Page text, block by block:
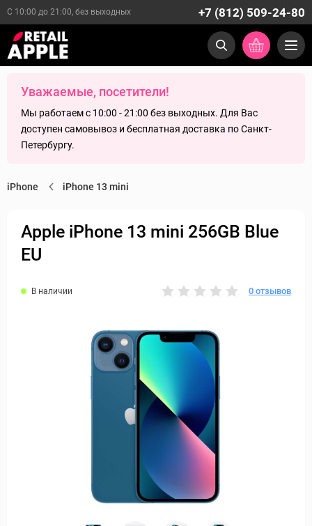
С 10:00 до 21:00, без выходных +7 (812) 509-24-80
Уважаемые, посетители!
Мы работаем с 10:00 - 21:00 без выходных. Для Вас
доступен самовывоз и бесплатная доставка по Санкт-
Петербургу.
iPhone iPhone 13 mini
Apple iPhone 13 mini 256GB Blue
EU
В наличии 0 отзывов